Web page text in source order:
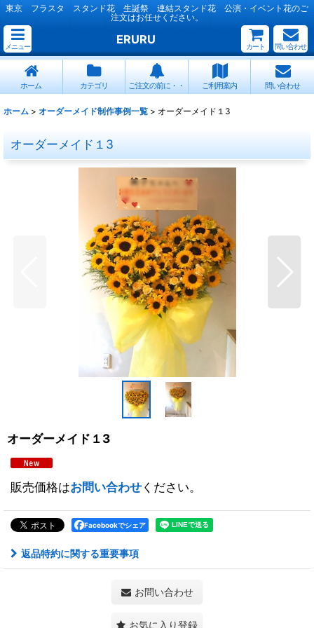
東京 フラスタ スタンド花 生誕祭 連結スタンド花 公演・イベント花のご
注文はお任せください。
メニュー
ERURU
カート 問い合わせ
ホーム カテゴリ ご注文の前に・・ ご利用案内 問い合わせ
ホーム > オーダーメイド制作事例一覧 > オーダーメイド１3
オーダーメイド１3
オーダーメイド１3
販売価格はお問い合わせください。
Facebookでシェア
返品特約に関する重要事項
お問い合わせ
お気に入り登録